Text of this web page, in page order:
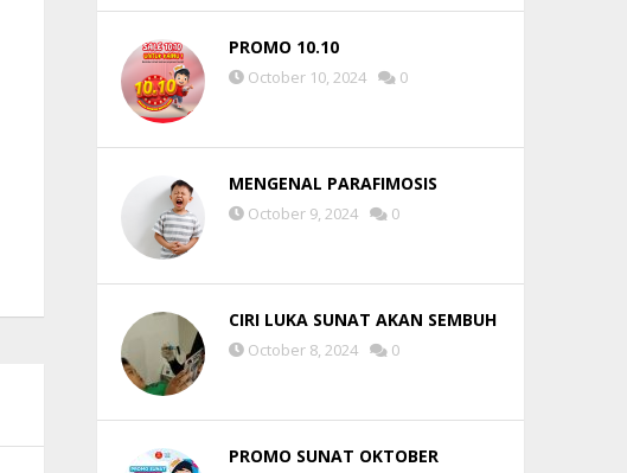
PROMO 10.10
October 10, 2024 0
MENGENAL PARAFIMOSIS
October 9, 2024 0
CIRI LUKA SUNAT AKAN SEMBUH
October 8, 2024 0
PROMO SUNAT OKTOBER